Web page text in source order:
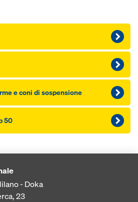
e coni di sospensione
50
- Doka
23